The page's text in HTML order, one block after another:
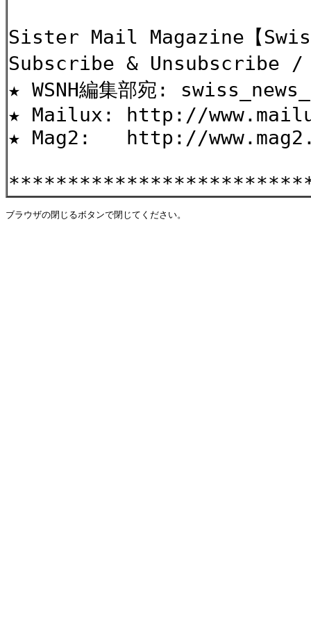
Sister Mail Magazine【
Subscribe & Unsubscribe /
★ WSNH編集部宛:
★ Mailux: http://
★ Mag2: http://
ブラウザの閉じるボタンで閉じてください。